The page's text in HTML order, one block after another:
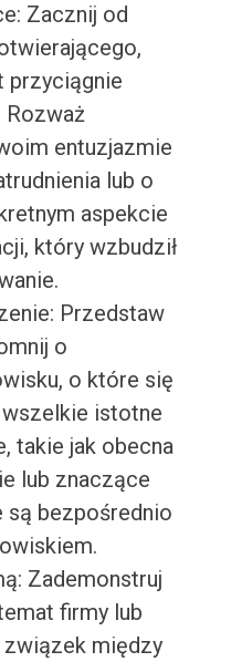
Zacznij od
przyciągnie
Rozważ
entuzjazmie
lub o
aspekcie
który wzbudził
Przedstaw
o
o które się
wszelkie istotne
takie jak obecna
lub znaczące
są bezpośrednio
Zademonstruj
firmy lub
między